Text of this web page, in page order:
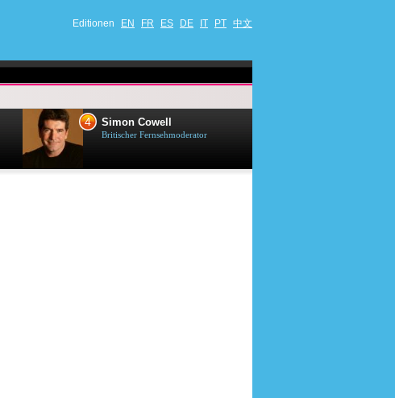
Editionen EN FR ES DE IT PT 中文
4 Simon Cowell
Britischer Fernsehmoderator